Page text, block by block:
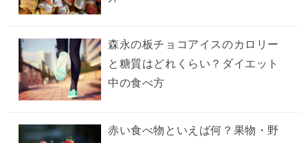
森永の板チョコアイスのカロリー
と糖質はどれくらい？ダイエット
中の食べ方
赤い食べ物といえば何？果物・野